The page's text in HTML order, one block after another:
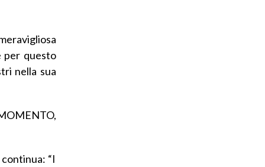
per questo
nella sua
“I